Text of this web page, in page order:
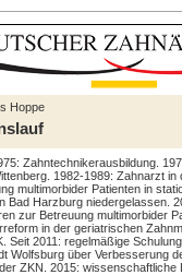
Hoppe
Zahntechnikerausbildung.
1982-1989: Zahnarzt
multimorbider Patienten in
Bad Harzburg niedergelassen.
zur Betreuung multimorbider
in der geriatrischen
Seit 2011: regelmäßige
Wolfsburg über Verbesserung
ZKN. 2015: wissenschaftliche